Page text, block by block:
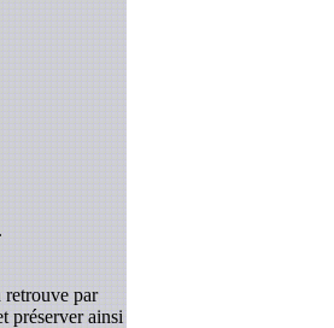
retrouve par
préserver ainsi